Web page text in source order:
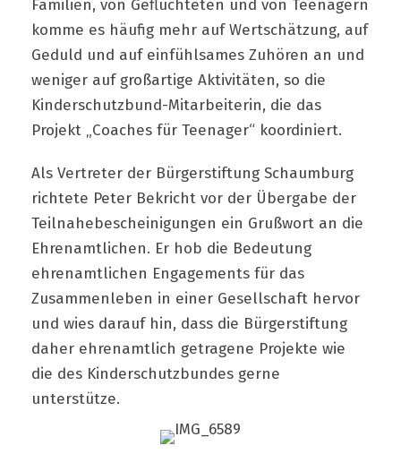
Familien, von Geflüchteten und von Teenagern
komme es häufig mehr auf Wertschätzung, auf
Geduld und auf einfühlsames Zuhören an und
weniger auf großartige Aktivitäten, so die
Kinderschutzbund-Mitarbeiterin, die das
Projekt „Coaches für Teenager“ koordiniert.
Als Vertreter der Bürgerstiftung Schaumburg
richtete Peter Bekricht vor der Übergabe der
Teilnahebescheinigungen ein Grußwort an die
Ehrenamtlichen. Er hob die Bedeutung
ehrenamtlichen Engagements für das
Zusammenleben in einer Gesellschaft hervor
und wies darauf hin, dass die Bürgerstiftung
daher ehrenamtlich getragene Projekte wie
die des Kinderschutzbundes gerne
unterstütze.